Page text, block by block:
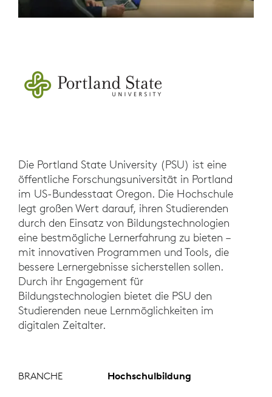
Die Portland State University (PSU) ist eine
öffentliche Forschungsuniversität in Portland
im US-Bundesstaat Oregon. Die Hochschule
legt großen Wert darauf, ihren Studierenden
durch den Einsatz von Bildungstechnologien
eine bestmögliche Lernerfahrung zu bieten –
mit innovativen Programmen und Tools, die
bessere Lernergebnisse sicherstellen sollen.
Durch ihr Engagement für
Bildungstechnologien bietet die PSU den
Studierenden neue Lernmöglichkeiten im
digitalen Zeitalter.
BRANCHE Hochschulbildung